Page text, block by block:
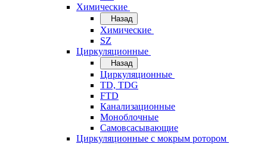
Химические
Назад
Химические
SZ
Циркуляционные
Назад
Циркуляционные
TD, TDG
FTD
Канализационные
Моноблочные
Самовсасывающие
Циркуляционные с мокрым ротором